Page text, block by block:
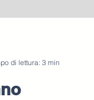
di lettura: 3 min